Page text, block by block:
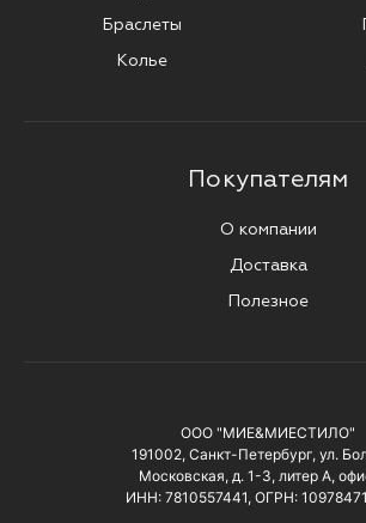
Браслеты
Колье
Покупателям
О компании
Доставка
Полезное
ООО "МИЕ&МИЕСТИЛО"
191002, Санкт-Петербург, ул.
Московская, д. 1-3, литер А,
ИНН: 7810557441, ОГРН: